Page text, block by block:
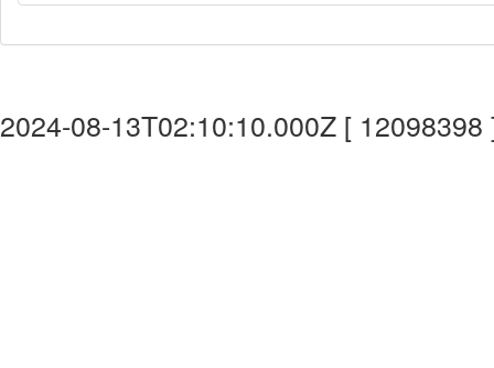
2024-08-13T02:10:10.000Z [ 12098398